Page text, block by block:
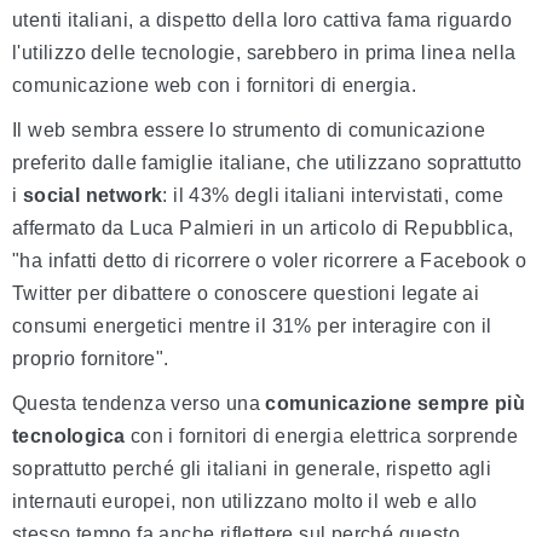
utenti italiani, a dispetto della loro cattiva fama riguardo
l'utilizzo delle tecnologie, sarebbero in prima linea nella
comunicazione web con i fornitori di energia.
Il web sembra essere lo strumento di comunicazione
preferito dalle famiglie italiane, che utilizzano soprattutto
i social network: il 43% degli italiani intervistati, come
affermato da Luca Palmieri in un articolo di Repubblica,
"ha infatti detto di ricorrere o voler ricorrere a Facebook o
Twitter per dibattere o conoscere questioni legate ai
consumi energetici mentre il 31% per interagire con il
proprio fornitore".
Questa tendenza verso unacomunicazione sempre più
tecnologica con i fornitori di energia elettrica sorprende
soprattutto perché gli italiani in generale, rispetto agli
internauti europei, non utilizzano molto il web e allo